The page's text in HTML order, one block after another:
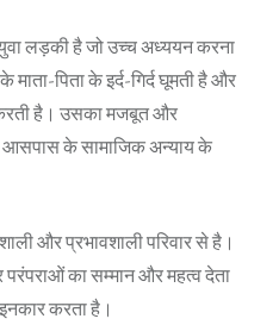
लड़की है जो उच्च अध्ययन करना
पिता के इर्द-गिर्द घूमती है और
है। उसका मजबूत और
आसपास के सामाजिक अन्याय के
और प्रभावशाली परिवार से है।
का सम्मान और महत्व देता
करता है।